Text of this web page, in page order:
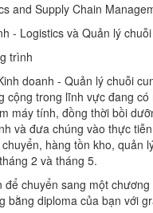
and Supply Chain
- Logistics và Quản lý
trình
doanh - Quản lý chuỗi
cộng trong lĩnh vực đang
máy tính, đồng thời bồi
và đưa chúng vào thực
hàng tồn kho, quản
2 và tháng 5.
để chuyển sang một
bằng diploma của bạn với